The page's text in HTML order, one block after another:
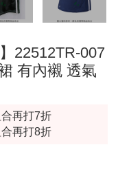
22512TR-007
有內襯 透氣
再打7折
再打8折